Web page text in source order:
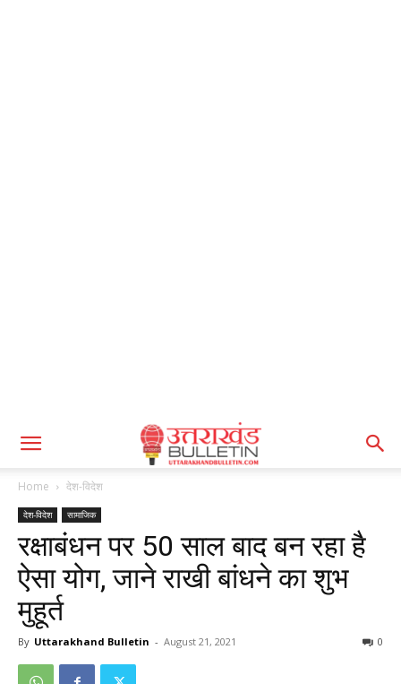
Home देश-विदेश
देश-विदेश सामाजिक
रक्षाबंधन पर 50 साल बाद बन रहा है
ऐसा योग, जाने राखी बांधने का शुभ
मुहूर्त
By Uttarakhand Bulletin - August 21, 2021 0